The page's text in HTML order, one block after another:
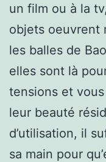
un film ou à la
objets oeuvrent
les balles de
elles sont là
tensions et
leur beauté
d’utilisation, il
sa main pour